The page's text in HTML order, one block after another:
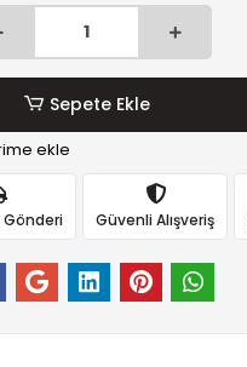
Sepete Ekle
ekle
Gönderi Güvenli Alışveriş